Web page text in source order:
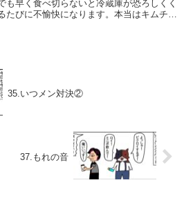
も早く食べ切らないと冷蔵庫が恐ろしくく
たびに不愉快になります。本当はキムチも
35.いつメン対決②
37.もれの音